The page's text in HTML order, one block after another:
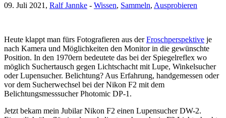
09. Juli 2021, Ralf Jannke - Wissen, Sammeln, Ausprobieren
Heute klappt man fürs Fotografieren aus derFroschperspektive je
nach Kamera und Möglichkeiten den Monitor in die gewünschte
Position. In den 1970ern bedeutete das bei der Spiegelreflex wo
möglich Suchertausch gegen Lichtschacht mit Lupe, Winkelsucher
oder Lupensucher. Belichtung? Aus Erfahrung, handgemessen oder
vor dem Sucherwechsel bei der Nikon F2 mit dem
Belichtungsmesssucher Photomic DP-1.
Jetzt bekam mein Jubilar Nikon F2 einen Lupensucher DW-2.